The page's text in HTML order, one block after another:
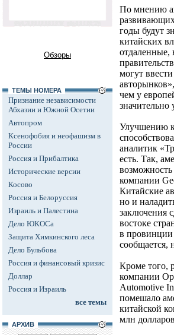
Обзоры
ТЕМЫ НОМЕРА
Признание независимости
Абхазии и Южной Осетии
Автопром
Ксенофобия и неофашизм в
России
Россия и Прибалтика
Исторические версии
Косово
Россия и Белоруссия
Израиль и Палестина
Дело ЮКОСа
Защита Химкинского леса
Дело Бульбова
Россия и финансовый кризис
Доллар
Россия и Израиль
все темы
АРХИВ
По мнению
годы будут
китайских
отдаленные,
могут
чем у
значительно
Улучшению
аналитик
есть. Так,
компании
Китайские
но и
заключения
востоке
в провинции
сообщается,
Кроме того,
компании
Automotive
помешало
китайской
млн